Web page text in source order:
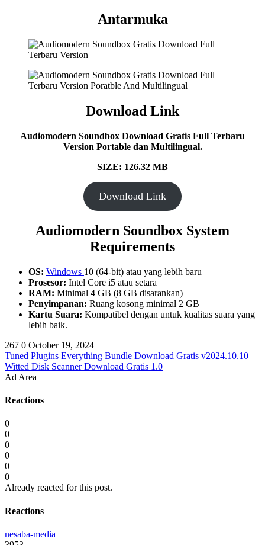
Antarmuka
Download Link
Audiomodern Soundbox Download Gratis Full Terbaru
Version Portable dan Multilingual.
SIZE: 126.32 MB
Download Link
Audiomodern Soundbox System
Requirements
OS: Windows 10 (64-bit) atau yang lebih baru
Prosesor: Intel Core i5 atau setara
RAM: Minimal 4 GB (8 GB disarankan)
Penyimpanan: Ruang kosong minimal 2 GB
Kartu Suara: Kompatibel dengan untuk kualitas suara yang
lebih baik.
267 0 October 19, 2024
Tuned Plugins Everything Bundle Download Gratis v2024.10.10
Witted Disk Scanner Download Gratis 1.0
Ad Area
Reactions
0
0
0
0
0
0
Already reacted for this post.
Reactions
nesaba-media